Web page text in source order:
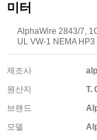
미터
AlphaWire 2843/7,
UL VW-1 NEMA HP3
제조사
원산지
T.
브랜드
모델